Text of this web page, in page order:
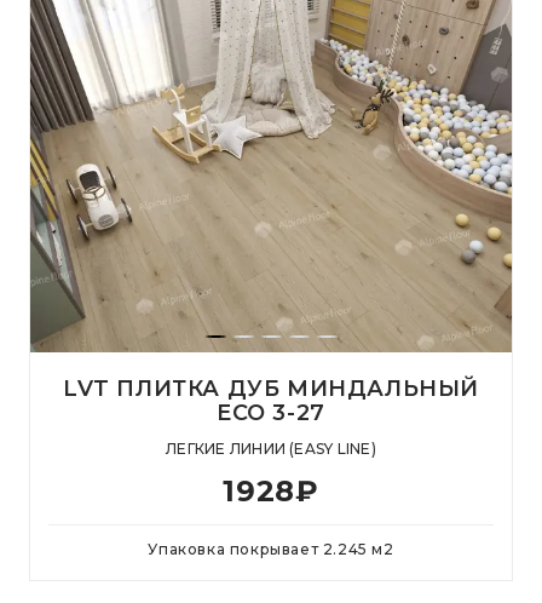
LVT ПЛИТКА ДУБ МИНДАЛЬНЫЙ
ЕСО 3-27
ЛЕГКИЕ ЛИНИИ (EASY LINE)
1928₽
Упаковка покрывает 2.245 м 2